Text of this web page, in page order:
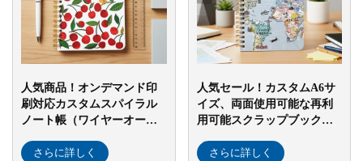
人気商品！オンデマンド印
刷対応カスタムスパイラル
ノート帳（ワイヤーオー綴
ル・プランナー印刷サービ
さらに詳しく
人気セール！カスタムA6サ
イズ、両面使用可能な再利
用可能スクラップブック用
ー帳（ジャーナリング用）
さらに詳しく